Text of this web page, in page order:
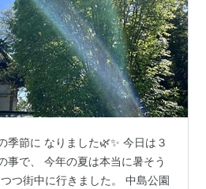
季節に なりました🌿✨ 今日は３
事で、 今年の夏は本当に暑そう
つ街中に行きました。 中島公園